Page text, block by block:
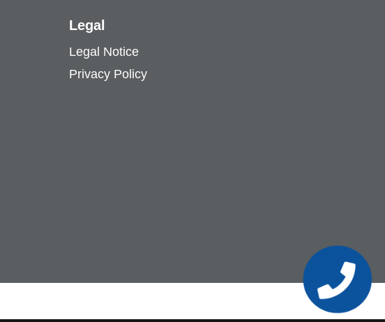
Legal
Legal Notice
Privacy Policy